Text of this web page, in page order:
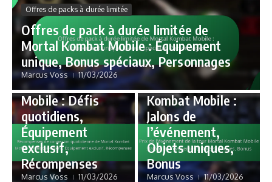
Offres de packs à durée limitée
Offres de pack à durée limitée de
Mortal Kombat Mobile : Équipement
unique, Bonus spéciaux, Personnages
Marcus Voss 11/03/2026
Récompenses de connexion
quotidienne
Récompenses de
connexion
quotidienne de
Mortal Kombat
Mobile : Défis
quotidiens,
Équipement
exclusif,
Récompenses
Marcus Voss 11/03/2026
l'événement de la tour
Prix de
l’événement de
la tour Mortal
Kombat Mobile :
Jalons de
l’événement,
Objets uniques,
Bonus
Marcus Voss 11/03/2026